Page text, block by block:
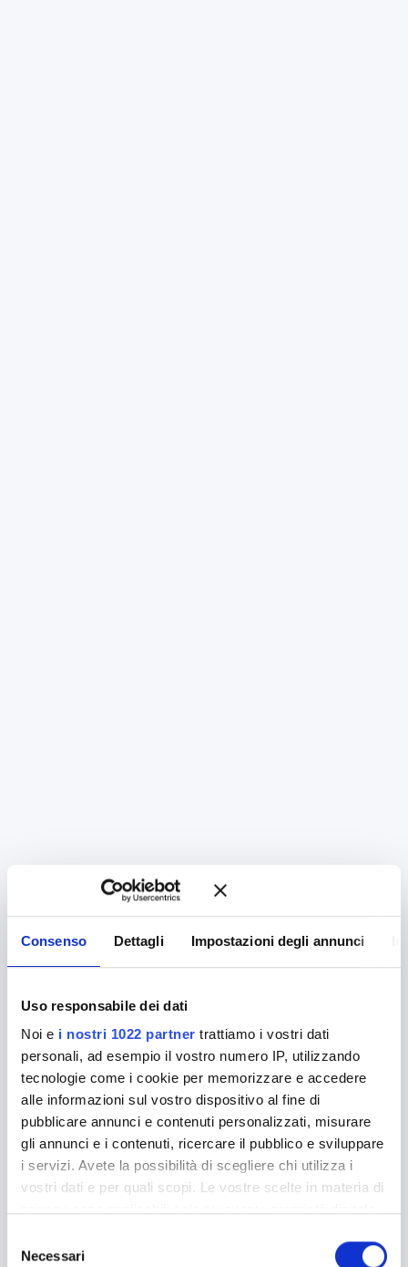
Consenso Dettagli Impostazioni degli annunci
Uso responsabile dei dati
Noi e i nostri 1022 partner trattiamo i vostri dati
personali, ad esempio il vostro numero IP, utilizzando
tecnologie come i cookie per memorizzare e accedere
alle informazioni sul vostro dispositivo al fine di
pubblicare annunci e contenuti personalizzati, misurare
gli annunci e i contenuti, ricercare il pubblico e sviluppare
i servizi. Avete la possibilità di scegliere chi utilizza i
vostri dati e per quali scopi. Le vostre scelte in materia di
modificare o revocare il proprio consenso in qualsiasi
Necessari